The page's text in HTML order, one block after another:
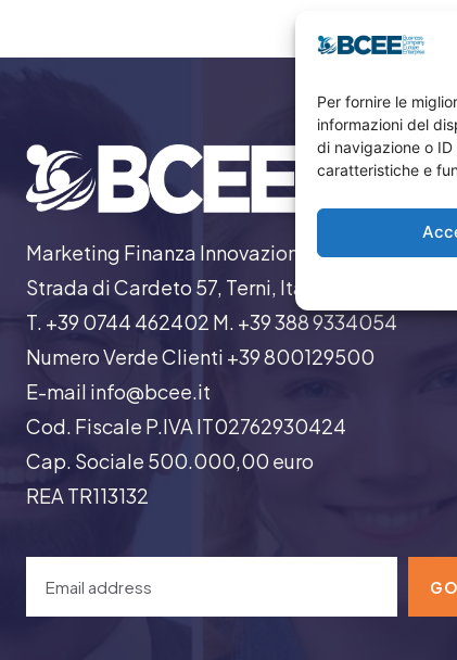
Per fornire le
informazioni del
di navigazione o
caratteristiche e
Marketing Finanza Innovazione
Strada di Cardeto 57, Terni, Italia
T. +39 0744 462402 M. +39 388 9334054
Numero Verde Clienti +39 800129500
E-mail info@bcee.it
Cod. Fiscale P.IVA IT02762930424
Cap. Sociale 500.000,00 euro
REA TR113132
GO